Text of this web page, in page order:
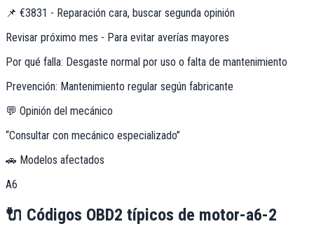
📌 €3831 - Reparación cara, buscar segunda opinión
Revisar próximo mes - Para evitar averías mayores
Por qué falla: Desgaste normal por uso o falta de mantenimiento
Prevención: Mantenimiento regular según fabricante
💬 Opinión del mecánico
“Consultar con mecánico especializado”
🚗 Modelos afectados
A6
🔌 Códigos OBD2 típicos de motor-a6-2